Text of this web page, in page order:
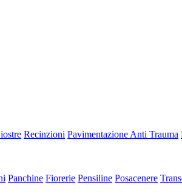
Recinzioni Pavimentazione Anti Trauma
Panchine Fiorerie Pensiline Posacenere